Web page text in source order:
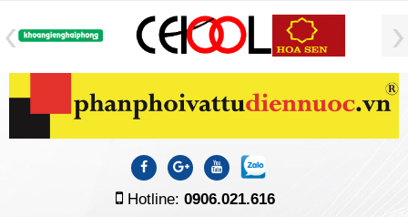
Hotline: 0906.021.616